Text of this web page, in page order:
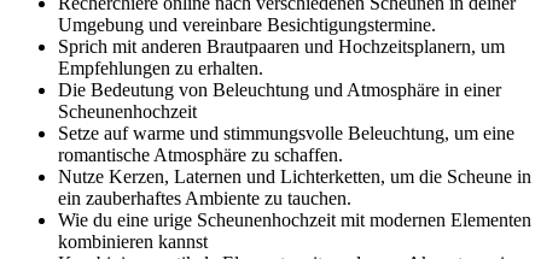
Umgebung und vereinbare Besichtigungstermine.
Sprich mit anderen Brautpaaren und Hochzeitsplanern, um
Empfehlungen zu erhalten.
Die Bedeutung von Beleuchtung und Atmosphäre in einer
Scheunenhochzeit
Setze auf warme und stimmungsvolle Beleuchtung, um eine
romantische Atmosphäre zu schaffen.
Nutze Kerzen, Laternen und Lichterketten, um die Scheune in
ein zauberhaftes Ambiente zu tauchen.
Wie du eine urige Scheunenhochzeit mit modernen Elementen
kombinieren kannst